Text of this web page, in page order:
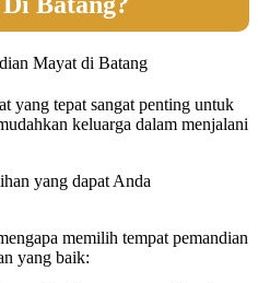
yang tepat sangat penting untuk
keluarga dalam menjalani
yang dapat Anda
memilih tempat pemandian
yang baik: